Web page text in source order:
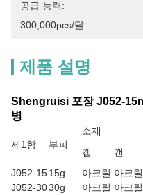
공급 능력:
300,000pcs/달
제품 설명
Shengruisi 포장 J052-
병
제1항 부피
소재
캡 캔
J052-1515g 아크릴 아크릴
J052-3030g 아크릴 아크릴